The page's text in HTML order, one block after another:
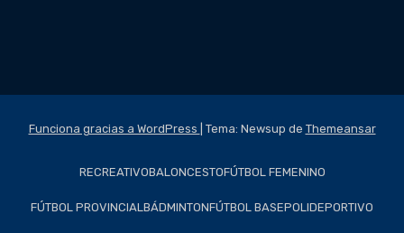
Funciona gracias a WordPress Tema: Newsup de Themeansar
RECREATIVOBALONCESTOFÚTBOL FEMENINO
FÚTBOL PROVINCIALBÁDMINTONFÚTBOL BASEPOLIDEPORTIVO